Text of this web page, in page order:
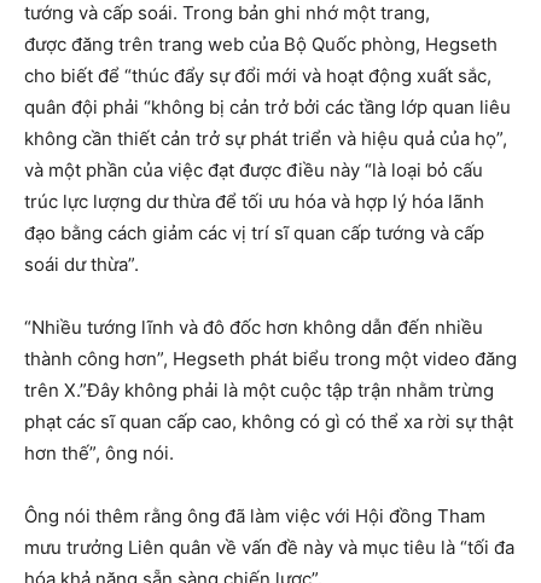
tướng và cấp soái. Trong bản ghi nhớ một trang,
được đăng trên trang web của Bộ Quốc phòng, Hegseth
cho biết để “thúc đẩy sự đổi mới và hoạt động xuất sắc,
quân đội phải “không bị cản trở bởi các tầng lớp quan liêu
không cần thiết cản trở sự phát triển và hiệu quả của họ”,
và một phần của việc đạt được điều này “là loại bỏ cấu
trúc lực lượng dư thừa để tối ưu hóa và hợp lý hóa lãnh
đạo bằng cách giảm các vị trí sĩ quan cấp tướng và cấp
soái dư thừa”.
“Nhiều tướng lĩnh và đô đốc hơn không dẫn đến nhiều
thành công hơn”, Hegseth phát biểu trong một video đăng
trên X.”Đây không phải là một cuộc tập trận nhằm trừng
phạt các sĩ quan cấp cao, không có gì có thể xa rời sự thật
hơn thế”, ông nói.
Ông nói thêm rằng ông đã làm việc với Hội đồng Tham
mưu trưởng Liên quân về vấn đề này và mục tiêu là “tối đa